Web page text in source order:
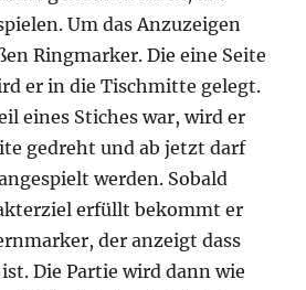
Um das Anzuzeigen
Ringmarker. Die eine Seite
er in die Tischmitte gelegt.
eines Stiches war, wird er
gedreht und ab jetzt darf
werden. Sobald
erfüllt bekommt er
der anzeigt dass
Die Partie wird dann wie